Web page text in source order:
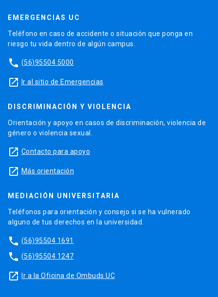
EMERGENCIAS UC
Teléfono en caso de accidente o situación que ponga en
riesgo tu vida dentro de algún campus.
phone (56)95504 5000
launch Ir al sitio de Emergencias
DISCRIMINACIÓN Y VIOLENCIA
Orientación y apoyo en casos de discriminación, violencia de
género o violencia sexual.
launch Contacto para apoyo
launch Más orientación
MEDIACIÓN UNIVERSITARIA
Teléfonos para orientación y consejo si se ha vulnerado
alguno de tus derechos en la universidad.
phone (56)95504 1691
phone (56)95504 1247
launch Ir a la Oficina de Ombuds UC